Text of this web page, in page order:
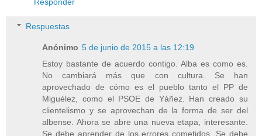
Responder
Respuestas
Anónimo 5 de junio de 2015 a las 12:19
Estoy bastante de acuerdo contigo. Alba es como es.
No cambiará más que con cultura. Se han
aprovechado de cómo es el pueblo tanto el PP de
Miguélez, como el PSOE de Yáñez. Han creado su
clientelismo y se aprovechan de la forma de ser del
albense. Ahora se abre una nueva etapa, interesante.
Se debe aprender de los errores cometidos. Se debe